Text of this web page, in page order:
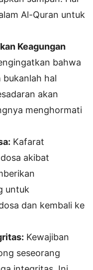
Al-Quran untuk
Keagungan
bahwa
bukanlah hal
akan
menghormati
Kafarat
akibat
untuk
dan kembali ke
Kewajiban
seseorang